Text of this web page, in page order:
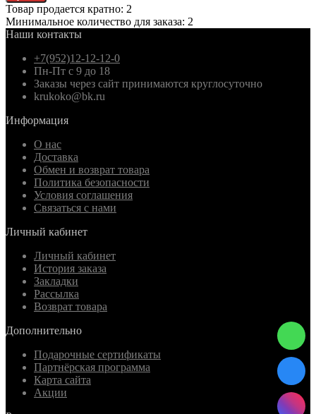
Товар продается кратно: 2
Минимальное количество для заказа: 2
Наши контакты
+7(952)12-12-12-0
Пн-Пт с 9 до 18
Заказы через сайт принимаются круглосуточно
krukoko@bk.ru
Информация
О нас
Доставка
Обмен и возврат товара
Политика безопасности
Условия соглашения
Связаться с нами
Личный кабинет
Личный кабинет
История заказа
Закладки
Рассылка
Возврат товара
Дополнительно
Подарочные сертификаты
Партнёрская программа
Карта сайта
Акции